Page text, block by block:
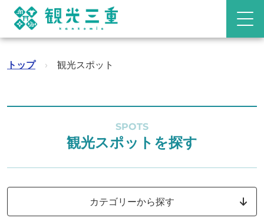
トップ › 観光スポット
SPOTS
観光スポットを探す
カテゴリーから探す